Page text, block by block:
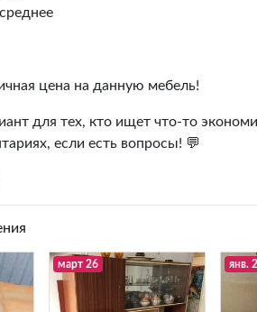
среднее
цена на данную мебель!
для тех, кто ищет что-то
если есть вопросы! 💬
март 26 янв.